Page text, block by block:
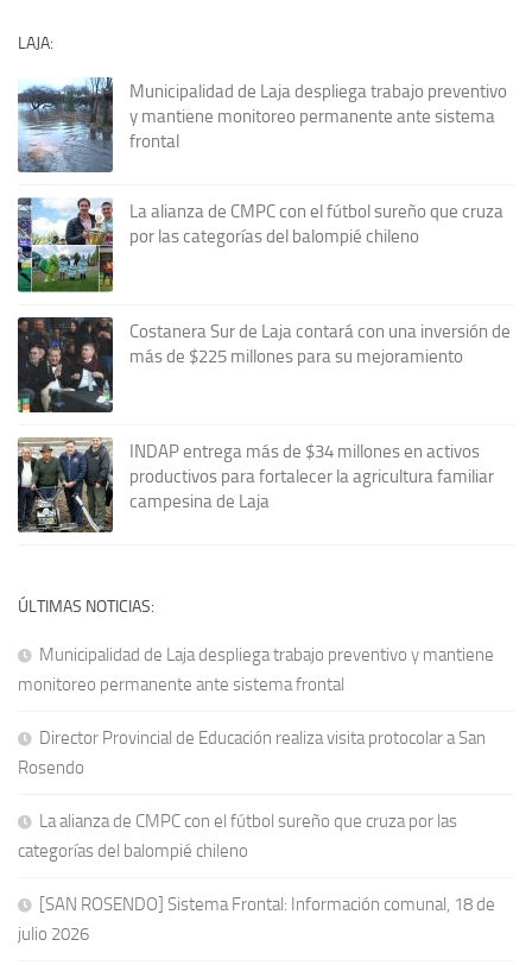
LAJA:
Municipalidad de Laja despliega trabajo preventivo
y mantiene monitoreo permanente ante sistema
frontal
La alianza de CMPC con el fútbol sureño que cruza
por las categorías del balompié chileno
Costanera Sur de Laja contará con una inversión de
más de $225 millones para su mejoramiento
INDAP entrega más de $34 millones en activos
productivos para fortalecer la agricultura familiar
campesina de Laja
ÚLTIMAS NOTICIAS:
Municipalidad de Laja despliega trabajo preventivo y mantiene
monitoreo permanente ante sistema frontal
Director Provincial de Educación realiza visita protocolar a San
Rosendo
La alianza de CMPC con el fútbol sureño que cruza por las
categorías del balompié chileno
[SAN ROSENDO] Sistema Frontal: Información comunal, 18 de
julio 2026